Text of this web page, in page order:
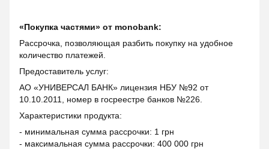
«Покупка частями» от monobank:
Рассрочка, позволяющая разбить покупку на удобное
количество платежей.
Предоставитель услуг:
АО «УНИВЕРСАЛ БАНК» лицензия НБУ №92 от
10.10.2011, номер в госреестре банков №226.
Характеристики продукта:
- минимальная сумма рассрочки: 1 грн
- максимальная сумма рассрочки: 400 000 грн